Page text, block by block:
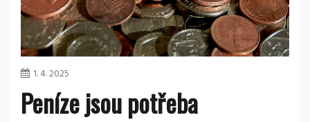
1. 4. 2025
Peníze jsou potřeba